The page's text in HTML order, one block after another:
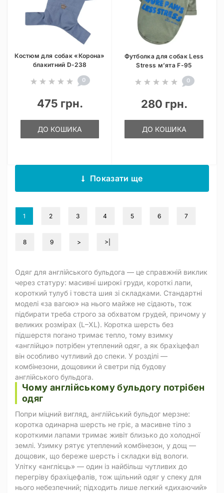
Костюм для собак «Корона»
блакитний D-238
0
475 грн.
ДО КОШИКА
Футболка для собак Less
Stress м’ята F-95
0
280 грн.
ДО КОШИКА
Показати ще
1 2 3 4 5 6 7
8 9 > >|
Одяг для англійського бульдога — це справжній виклик
через статуру: масивні широкі груди, короткі лапи,
короткий тулуб і товста шия зі складками. Стандартні
моделі «за вагою» на нього майже не сідають, тож
підбирати треба строго за обхватом грудей, причому у
великих розмірах (L–XL). Коротка шерсть без
підшерстя погано тримає тепло, тому взимку
«англійцю» потрібен утеплений одяг, а як брахіцефал
він особливо чутливий до спеки. У розділі —
комбінезони, дощовики й светри під будову
англійського бульдога.
Чому англійському бульдогу потрібен
одяг
Попри міцний вигляд, англійський бульдог мерзне:
коротка одинарна шерсть не гріє, а масивне тіло з
короткими лапами тримає живіт близько до холодної
землі. Узимку рятує утеплений комбінезон, у дощ —
дощовик, що береже шерсть і складки від вологи.
Улітку «англієць» — один із найбільш чутливих до
перегріву брахіцефалів, тож щільний одяг у спеку для
нього небезпечний; підходить лише легкий «дихаючий»